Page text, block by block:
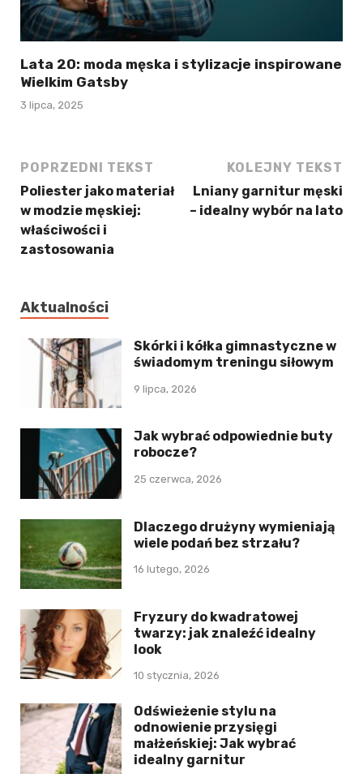
Lata 20: moda męska i stylizacje inspirowane
Wielkim Gatsby
3 lipca, 2025
POPRZEDNI TEKST
Poliester jako materiał
w modzie męskiej:
właściwości i
zastosowania
KOLEJNY TEKST
Lniany garnitur męski
– idealny wybór na lato
Aktualności
Skórki i kółka gimnastyczne w
świadomym treningu siłowym
9 lipca, 2026
Jak wybrać odpowiednie buty
robocze?
25 czerwca, 2026
Dlaczego drużyny wymieniają
wiele podań bez strzału?
16 lutego, 2026
Fryzury do kwadratowej
twarzy: jak znaleźć idealny
look
10 stycznia, 2026
Odświeżenie stylu na
odnowienie przysięgi
małżeńskiej: Jak wybrać
idealny garnitur